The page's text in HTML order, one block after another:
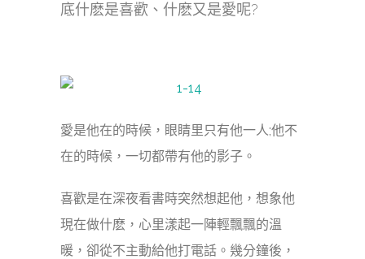
底什麽是喜歡、什麽又是愛呢?
愛是他在的時候，眼睛里只有他一人;他不
在的時候，一切都帶有他的影子。
喜歡是在深夜看書時突然想起他，想象他
現在做什麽，心里漾起一陣輕飄飄的溫
暖，卻從不主動給他打電話。幾分鐘後，